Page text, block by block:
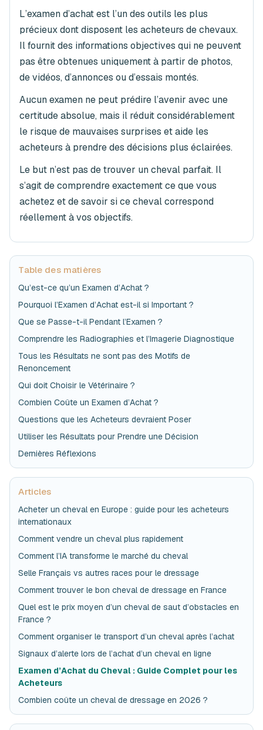
L’examen d’achat est l’un des outils les plus
précieux dont disposent les acheteurs de chevaux.
Il fournit des informations objectives qui ne peuvent
pas être obtenues uniquement à partir de photos,
de vidéos, d’annonces ou d’essais montés.
Aucun examen ne peut prédire l’avenir avec une
certitude absolue, mais il réduit considérablement
le risque de mauvaises surprises et aide les
acheteurs à prendre des décisions plus éclairées.
Le but n’est pas de trouver un cheval parfait. Il
s’agit de comprendre exactement ce que vous
achetez et de savoir si ce cheval correspond
réellement à vos objectifs.
Table des matières
Qu’est-ce qu’un Examen d’Achat ?
Pourquoi l’Examen d’Achat est-il si Important ?
Que se Passe-t-il Pendant l’Examen ?
Comprendre les Radiographies et l’Imagerie Diagnostique
Tous les Résultats ne sont pas des Motifs de
Renoncement
Qui doit Choisir le Vétérinaire ?
Combien Coûte un Examen d’Achat ?
Questions que les Acheteurs devraient Poser
Utiliser les Résultats pour Prendre une Décision
Dernières Réflexions
Articles
Acheter un cheval en Europe : guide pour les acheteurs
internationaux
Comment vendre un cheval plus rapidement
Comment l’IA transforme le marché du cheval
Selle Français vs autres races pour le dressage
Comment trouver le bon cheval de dressage en France
Quel est le prix moyen d’un cheval de saut d’obstacles en
France ?
Comment organiser le transport d’un cheval après l’achat
Signaux d’alerte lors de l’achat d’un cheval en ligne
Examen d’Achat du Cheval : Guide Complet pour les
Acheteurs
Combien coûte un cheval de dressage en 2026 ?